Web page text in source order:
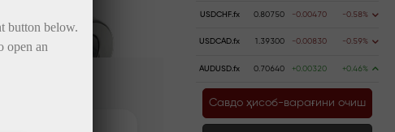
USDCHF.fx 0.80750 -0.00470 -0.58%
USDCAD.fx 1.39300 -0.00830 -0.59%
AUDUSD.fx 0.70640 +0.00320 +0.46%
Савдо ҳисоб-варағини очиш
button below.
open an